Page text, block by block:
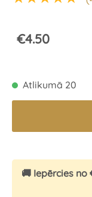
€4.50
Atlikumā 20
🚚 Iepērcies